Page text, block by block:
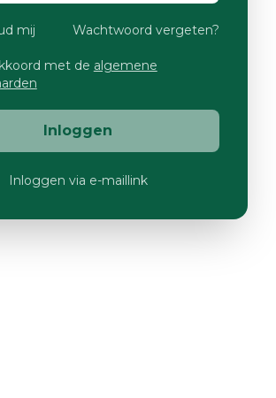
mij Wachtwoord vergeten?
met de algemene
Inloggen
Inloggen via e-maillink